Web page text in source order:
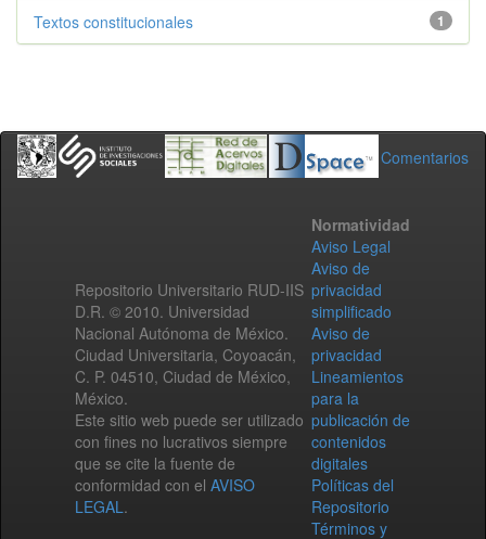
1
Textos constitucionales
Comentarios
Repositorio Universitario RUD-IIS
D.R. © 2010. Universidad
Nacional Autónoma de México.
Ciudad Universitaria, Coyoacán,
C. P. 04510, Ciudad de México,
México.
Este sitio web puede ser utilizado
con fines no lucrativos siempre
que se cite la fuente de
conformidad con el AVISO
LEGAL.
Normatividad
Aviso Legal
Aviso de
privacidad
simplificado
Aviso de
privacidad
Lineamientos
para la
publicación de
contenidos
digitales
Políticas del
Repositorio
Términos y